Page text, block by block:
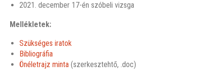
2021. december 17-én szóbeli vizsga
Mellékletek:
Szükséges iratok
Bibliográfia
Önéletrajz minta (szerkesztehtő, .doc)